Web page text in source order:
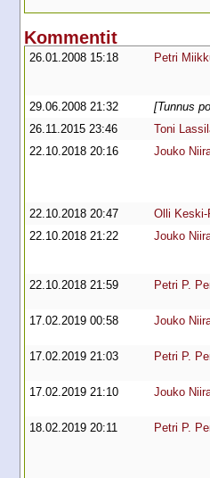
Kommentit
26.01.2008 15:18 Petri
29.06.2008 21:32
[Tunnus
26.11.2015 23:46
Toni
22.10.2018 20:16
Jouko
22.10.2018 20:47
Olli Keski-
22.10.2018 21:22
Jouko
22.10.2018 21:59
Petri P.
17.02.2019 00:58
Jouko
17.02.2019 21:03
Petri P.
17.02.2019 21:10
Jouko
18.02.2019 20:11
Petri P.